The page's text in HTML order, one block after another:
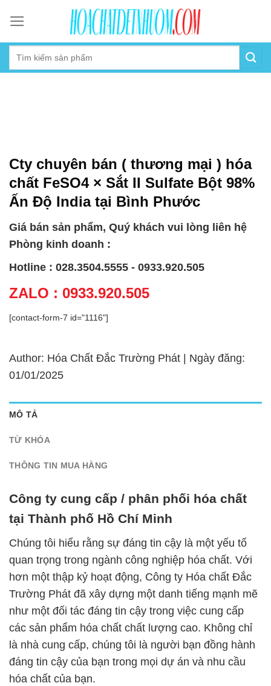
content
Cty chuyên bán ( thương mại ) hóa
chất FeSO4 × Sắt II Sulfate Bột 98%
Ấn Độ India tại Bình Phước
Giá bán sản phẩm, Quý khách vui lòng liên hệ
Phòng kinh doanh :
Hotline : 028.3504.5555 - 0933.920.505
ZALO : 0933.920.505
[contact-form-7 id="1116"]
Author: Hóa Chất Đắc Trường Phát | Ngày đăng:
01/01/2025
MÔ TẢ
TỪ KHÓA
THÔNG TIN MUA HÀNG
Công ty cung cấp / phân phối hóa chất
tại Thành phố Hồ Chí Minh
Chúng tôi hiểu rằng sự đáng tin cậy là một yếu tố
quan trọng trong ngành công nghiệp hóa chất. Với
hơn một thập kỷ hoạt động, Công ty Hóa chất Đắc
Trường Phát đã xây dựng một danh tiếng mạnh mẽ
như một đối tác đáng tin cậy trong việc cung cấp
các sản phẩm hóa chất chất lượng cao. Không chỉ
là nhà cung cấp, chúng tôi là người bạn đồng hành
đáng tin cậy của bạn trong mọi dự án và nhu cầu
hóa chất của bạn.